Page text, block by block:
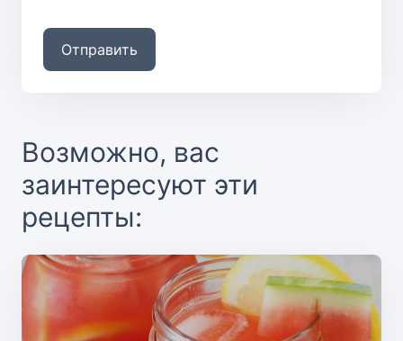
Отправить
Возможно, вас
заинтересуют эти
рецепты: